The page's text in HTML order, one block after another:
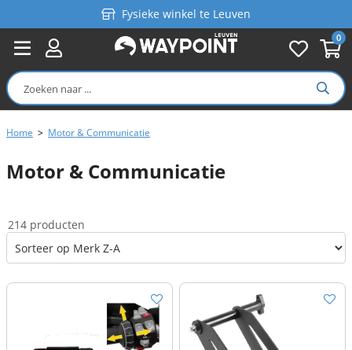
0
Fysieke winkel te Leuven
Persoonlijk advies
Gratis verzending in België vanaf €99
Home > Motor & Communicatie
Motor & Communicatie
214 producten